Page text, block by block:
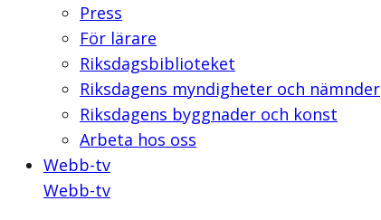
Press
För lärare
Riksdagsbiblioteket
Riksdagens myndigheter och nämnder
Riksdagens byggnader och konst
Arbeta hos oss
Webb-tv
Webb-tv